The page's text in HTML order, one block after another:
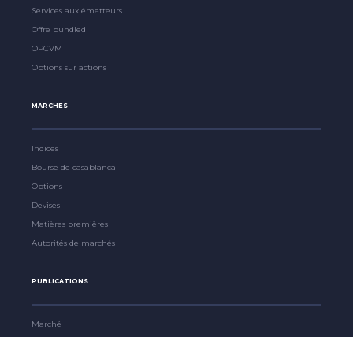
Services aux émetteurs
Offre bundled
OPCVM
Options sur actions
MARCHÉS
Indices
Bourse de casablanca
Options
Devises
Matières premières
Autorités de marchés
PUBLICATIONS
Marché